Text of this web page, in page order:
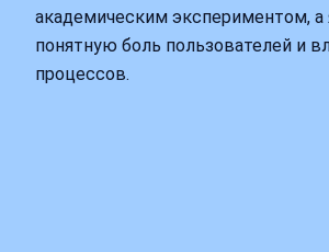
академическим экспериментом, а
понятную боль пользователей и
процессов.